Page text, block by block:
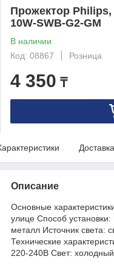
Прожектор Philips,
10W-SWB-G2-GM
В наличии
Код: 08867
Розница
4 350 ₸
Доставка
Описание
Основные
улице Способ
металл Источник света:
Технические
220-240В Свет: